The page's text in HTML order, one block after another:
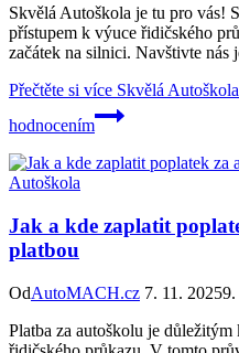
Skvělá Autoškola je tu pro vás!
přístupem k výuce řidičského
začátek na silnici. Navštivte nás
Přečtěte si více Skvělá
hodnocením
Autoškola
Jak a kde zaplatit
platbou
OdAutoMACH.cz 7. 11. 20259.
Platba za autoškolu je